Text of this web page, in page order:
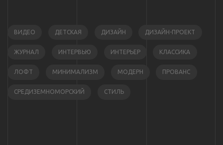
ВИДЕО ДЕТСКАЯ ДИЗАЙН ДИЗАЙН-ПРОЕКТ
ЖУРНАЛ ИНТЕРВЬЮ ИНТЕРЬЕР КЛАССИКА
ЛОФТ МИНИМАЛИЗМ МОДЕРН ПРОВАНС
СРЕДИЗЕМНОМОРСКИЙ СТИЛЬ